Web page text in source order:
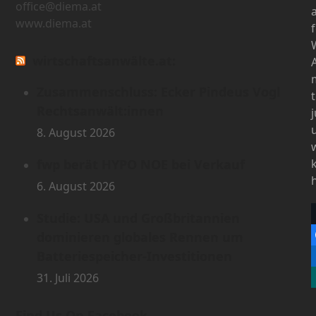
office@diema.at
www.diema.at
8. August 2026
6. August 2026
31. Juli 2026